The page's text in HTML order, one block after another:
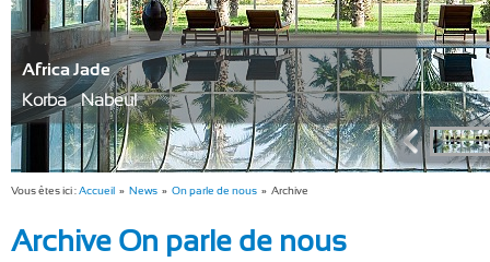
Africa Jade
Korba - Nabeul
Vous êtes ici :Accueil » News » On parle de nous » Archive
Archive On parle de nous